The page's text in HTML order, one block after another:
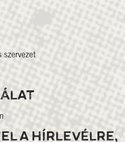
szervezet
A HÍRLEVÉLRE,